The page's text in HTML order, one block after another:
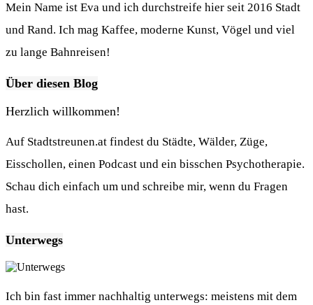
Mein Name ist Eva und ich durchstreife hier seit 2016 Stadt
und Rand. Ich mag Kaffee, moderne Kunst, Vögel und viel
zu lange Bahnreisen!
Über diesen Blog
Herzlich willkommen!
Auf Stadtstreunen.at findest du Städte, Wälder, Züge,
Eisschollen, einen Podcast und ein bisschen Psychotherapie.
Schau dich einfach um und schreibe mir, wenn du Fragen
hast.
Unterwegs
Ich bin fast immer nachhaltig unterwegs: meistens mit dem